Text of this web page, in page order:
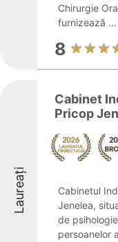
Chirurgie
furnizează ...
8
Laureați
Cabinet
Pricop
Cabinetul
Jenelea,
de
persoanelor